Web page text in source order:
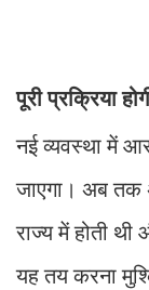
पूरी प्रक्रिया
नई व्यवस्था में
जाएगा। अब तक
राज्य में होती थी
यह तय करना